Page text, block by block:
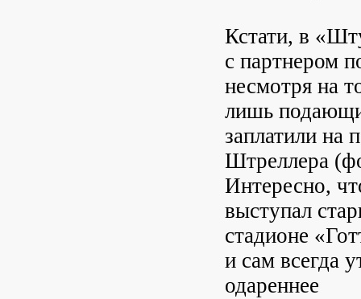
Кстати, в
с партнером
несмотря на
лишь
заплатили на
Штреллера
Интересно,
выступал
стадионе
и сам всегда
одареннее